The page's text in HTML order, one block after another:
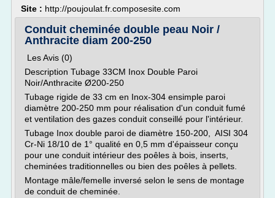
Site : http://poujoulat.fr.composesite.com
Conduit cheminée double peau Noir /
Anthracite diam 200-250
Les Avis (0)
Description Tubage 33CM Inox Double Paroi
Noir/Anthracite Ø200-250
Tubage rigide de 33 cm en Inox-304 ensimple paroi
diamètre 200-250 mm pour réalisation d'un conduit fumé
et ventilation des gazes conduit conseillé pour l'intérieur.
Tubage Inox double paroi de diamètre 150-200, AISI 304
Cr-Ni 18/10 de 1° qualité en 0,5 mm d'épaisseur conçu
pour une conduit intérieur des poêles à bois, inserts,
cheminées traditionnelles ou bien des poêles à pellets.
Montage mâle/femelle inversé selon le sens de montage
de conduit de cheminée.